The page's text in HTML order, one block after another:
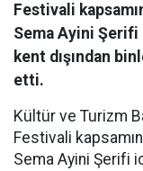
Festivali
Sema Ayini Şerifi
kent dışından
etti.
Kültür ve Turizm
Festivali
Sema Ayini Şerifi